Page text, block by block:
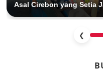
Asal Cirebon yang Setia
❮